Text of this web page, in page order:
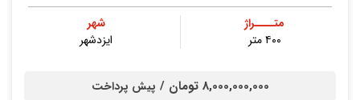
متــــراژ
۴۰۰ متر
شهر
ایزدشهر
8,000,000,000 تومان / پیش پرداخت